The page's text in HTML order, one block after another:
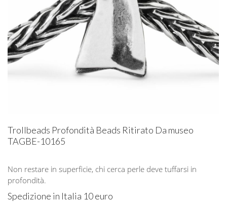
Trollbeads Profondità Beads Ritirato Da museo
TAGBE-10165
Non restare in superficie, chi cerca perle deve tuffarsi in
profondità.
Spedizione in Italia 10 euro